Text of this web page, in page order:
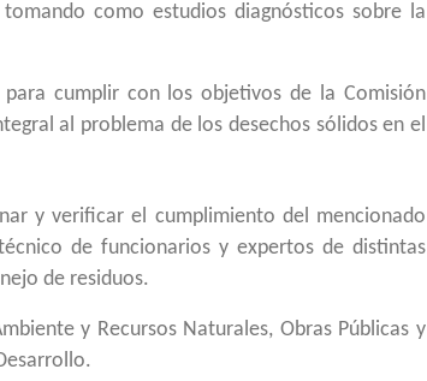
como estudios diagnósticos sobre la
cumplir con los objetivos de la Comisión
al problema de los desechos sólidos en el
y verificar el cumplimiento del mencionado
de funcionarios y expertos de distintas
de residuos.
y Recursos Naturales, Obras Públicas y